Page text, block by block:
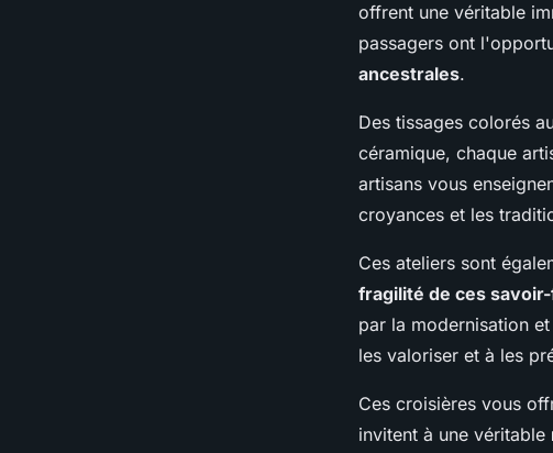
offrent une véritable
passagers ont
ancestrales.
Des tissages colorés
céramique, chaque
artisans vous
croyances et les
Ces ateliers sont
fragilité de ces
par la modernisation
les valoriser et à les
Ces croisières vous
invitent à une véritable